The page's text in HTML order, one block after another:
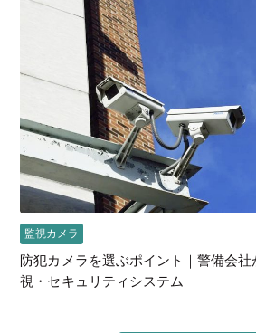
監視カメラ
防犯カメラを選ぶポイント｜警備会
視・セキュリティシステム